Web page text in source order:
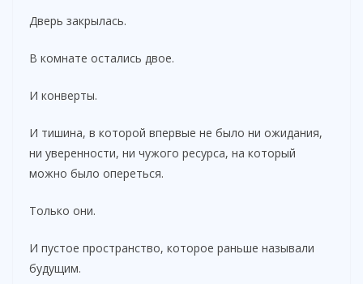
Дверь закрылась.
В комнате остались двое.
И конверты.
И тишина, в которой впервые не было ни ожидания,
ни уверенности, ни чужого ресурса, на который
можно было опереться.
Только они.
И пустое пространство, которое раньше называли
будущим.